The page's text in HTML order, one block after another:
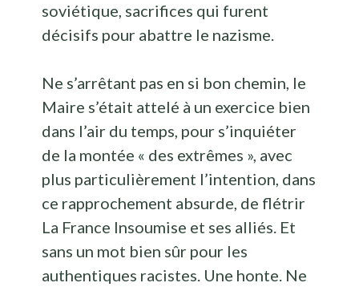
soviétique, sacrifices qui furent
décisifs pour abattre le nazisme.
Ne s’arrêtant pas en si bon chemin, le
Maire s’était attelé à un exercice bien
dans l’air du temps, pour s’inquiéter
de la montée « des extrêmes », avec
plus particulièrement l’intention, dans
ce rapprochement absurde, de flétrir
La France Insoumise et ses alliés. Et
sans un mot bien sûr pour les
authentiques racistes. Une honte. Ne